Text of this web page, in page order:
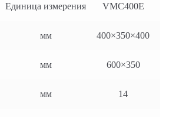
Единица измерения VMC400E
мм 400×350×400
мм 600×350
мм 14